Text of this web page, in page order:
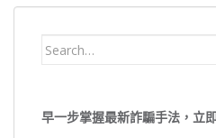
Search
早一步掌握最新詐騙手法，立